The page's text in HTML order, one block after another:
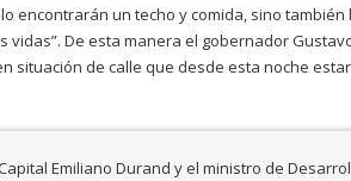
encontrarán un techo y comida, sino
vidas”. De esta manera el gobernador
situación de calle que desde esta noche
Emiliano Durand y el ministro de